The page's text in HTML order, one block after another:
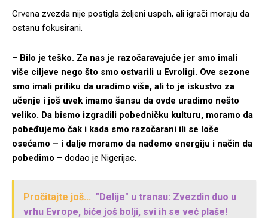
Crvena zvezda nije postigla željeni uspeh, ali igrači moraju da
ostanu fokusirani.
– Bilo je teško. Za nas je razočaravajuće jer smo imali
više ciljeve nego što smo ostvarili u Evroligi. Ove sezone
smo imali priliku da uradimo više, ali to je iskustvo za
učenje i još uvek imamo šansu da ovde uradimo nešto
veliko. Da bismo izgradili pobedničku kulturu, moramo da
pobeđujemo čak i kada smo razočarani ili se loše
osećamo – i dalje moramo da nađemo energiju i način da
pobedimo – dodao je Nigerijac.
Pročitajte još... "Delije" u transu: Zvezdin duo u
vrhu Evrope, biće još bolji, svi ih se već plaše!